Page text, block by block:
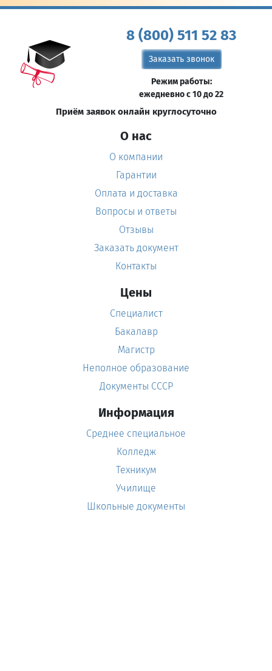
8 (800) 511 52 83
Заказать звонок
Режим работы:
ежедневно с 10 до 22
Приём заявок онлайн круглосуточно
О нас
О компании
Гарантии
Оплата и доставка
Вопросы и ответы
Отзывы
Заказать документ
Контакты
Цены
Специалист
Бакалавр
Магистр
Неполное образование
Документы СССР
Информация
Среднее специальное
Колледж
Техникум
Училище
Школьные документы